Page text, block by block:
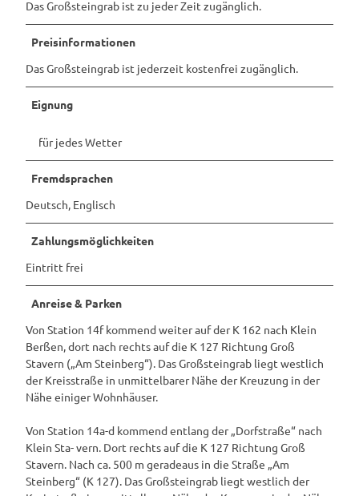
Das Großsteingrab ist zu jeder Zeit zugänglich.
Preisinformationen
Das Großsteingrab ist jederzeit kostenfrei zugänglich.
Eignung
für jedes Wetter
Fremdsprachen
Deutsch, Englisch
Zahlungsmöglichkeiten
Eintritt frei
Anreise & Parken
Von Station 14f kommend weiter auf der K 162 nach Klein
Berßen, dort nach rechts auf die K 127 Richtung Groß
Stavern („Am Steinberg“). Das Großsteingrab liegt westlich
der Kreisstraße in unmittelbarer Nähe der Kreuzung in der
Nähe einiger Wohnhäuser.
Von Station 14a-d kommend entlang der „Dorfstraße“ nach
Klein Sta- vern. Dort rechts auf die K 127 Richtung Groß
Stavern. Nach ca. 500 m geradeaus in die Straße „Am
Steinberg“ (K 127). Das Großsteingrab liegt westlich der